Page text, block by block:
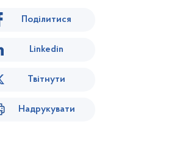
Поділитися
Linkedin
Твітнути
Надрукувати